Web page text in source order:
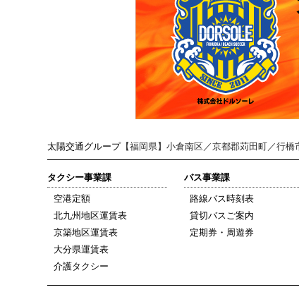
太陽交通グループ 【福岡県】小倉南区／京都郡苅田町／行
タクシー事業課
空港定額
北九州地区運賃表
京築地区運賃表
大分県運賃表
介護タクシー
バス事業課
路線バス時刻表
貸切バスご案内
定期券・周遊券